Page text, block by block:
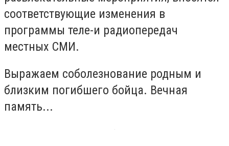
соответствующие изменения в
программы теле-и радиопередач
местных СМИ.
Выражаем соболезнование родным и
близким погибшего бойца. Вечная
память...